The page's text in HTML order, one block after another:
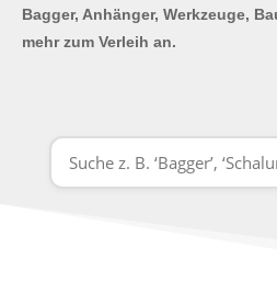
Bagger, Anhänger, Werkzeuge,
mehr zum Verleih an.